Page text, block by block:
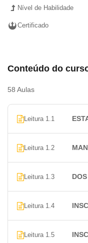
A
SANÇÕES
ÓRGÃOS DA
PUBLICIDADE
MEMBROS DA
CONSELHO
FEDERAL
CONSELHO
Nível de Habilidade
Certificado
Conteúdo do
58 Aulas
Leitura 1.1
Leitura 1.2
Leitura 1.3
Leitura 1.4
Leitura 1.5